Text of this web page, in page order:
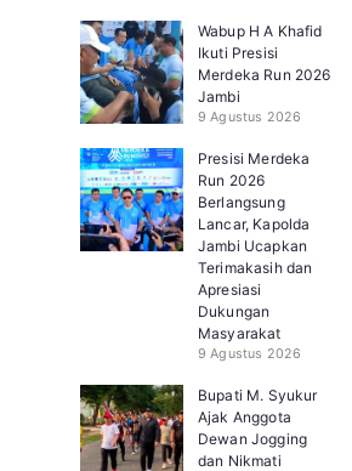
Wabup H A Khafid
Ikuti Presisi
Merdeka Run 2026
Jambi
9 Agustus 2026
Presisi Merdeka
Run 2026
Berlangsung
Lancar, Kapolda
Jambi Ucapkan
Terimakasih dan
Apresiasi
Dukungan
Masyarakat
9 Agustus 2026
Bupati M. Syukur
Ajak Anggota
Dewan Jogging
dan Nikmati